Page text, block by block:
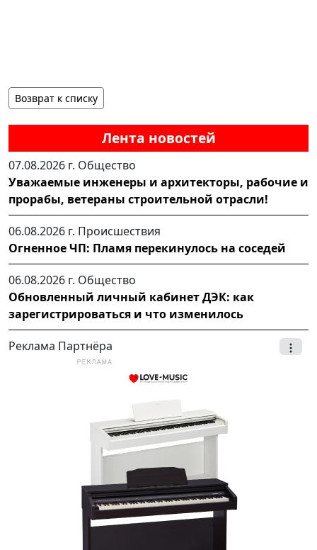
Лента новостей
07.08.2026 г. Общество
Уважаемые инженеры и архитекторы, рабочие и
прорабы, ветераны строительной отрасли!
06.08.2026 г. Происшествия
Огненное ЧП: Пламя перекинулось на соседей
06.08.2026 г. Общество
Обновленный личный кабинет ДЭК: как
зарегистрироваться и что изменилось
Реклама Партнёра
Возврат к списку